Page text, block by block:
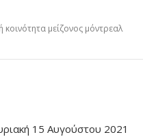
κοινότητα μείζονος μόντρεαλ
15 Αυγούστου 2021